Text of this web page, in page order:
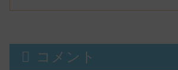
コメント